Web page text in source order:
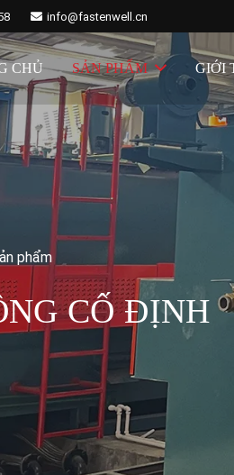
info@fastenwell.cn
CHỦ SẢN PHẨM GIỚI
phẩm
CỐ ĐỊNH